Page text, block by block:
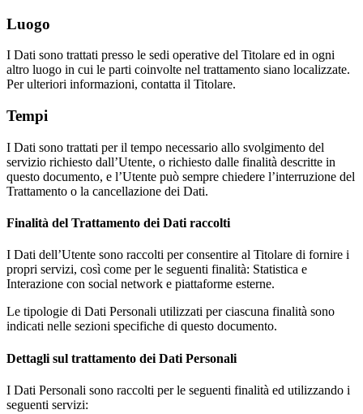
Luogo
I Dati sono trattati presso le sedi operative del Titolare ed in ogni
altro luogo in cui le parti coinvolte nel trattamento siano localizzate.
Per ulteriori informazioni, contatta il Titolare.
Tempi
I Dati sono trattati per il tempo necessario allo svolgimento del
servizio richiesto dall’Utente, o richiesto dalle finalità descritte in
questo documento, e l’Utente può sempre chiedere l’interruzione del
Trattamento o la cancellazione dei Dati.
Finalità del Trattamento dei Dati raccolti
I Dati dell’Utente sono raccolti per consentire al Titolare di fornire i
propri servizi, così come per le seguenti finalità: Statistica e
Interazione con social network e piattaforme esterne.
Le tipologie di Dati Personali utilizzati per ciascuna finalità sono
indicati nelle sezioni specifiche di questo documento.
Dettagli sul trattamento dei Dati Personali
I Dati Personali sono raccolti per le seguenti finalità ed utilizzando i
seguenti servizi: